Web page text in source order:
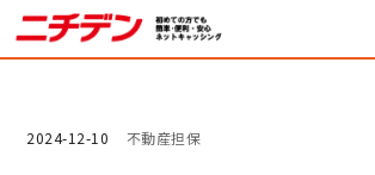
2024-12-10 不動産担保